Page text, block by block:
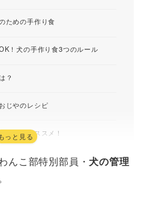
ための手作り食
！犬の手作り食3つのルール
？
じやのレシピ
っちもオススメ！
始めてみよう
もっと見る
んこ部特別部員・ 犬の管理